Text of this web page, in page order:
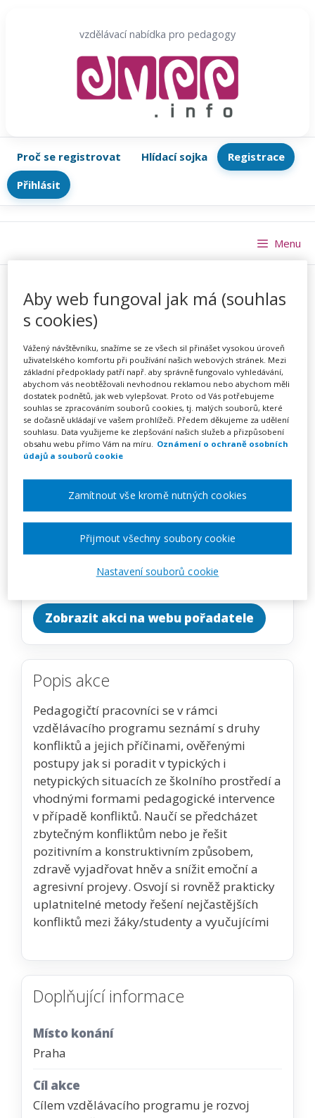
vzdělávací nabídka pro pedagogy
Proč se registrovat Hlídací sojka
Registrace
Přihlásit
Obtížné situace a konflikty
na školách a jejich zvládání
PořádáZřetel, s.r.o.
TERMÍN
10. 02. 2027
MÍSTO
Praha
CENA
Zobrazit akci na webu pořadatele
Popis akce
Pedagogičtí pracovníci se v rámci
vzdělávacího programu seznámí s druhy
konfliktů a jejich příčinami, ověřenými
postupy jak si poradit v typických i
netypických situacích ze školního prostředí a
vhodnými formami pedagogické intervence
v případě konfliktů. Naučí se předcházet
zbytečným konfliktům nebo je řešit
pozitivním a konstruktivním způsobem,
zdravě vyjadřovat hněv a snížit emoční a
agresivní projevy. Osvojí si rovněž prakticky
uplatnitelné metody řešení nejčastějších
konfliktů mezi žáky/studenty a vyučujícími
Doplňující informace
Místo konání
Praha
Cíl akce
Cílem vzdělávacího programu je rozvoj
Menu
Aby web fungoval jak má (souhlas
s cookies)
Vážený návštěvníku, snažíme se ze všech sil přinášet vysokou úroveň
uživatelského komfortu při používání našich webových stránek. Mezi
základní předpoklady patří např. aby správně fungovalo vyhledávání,
abychom vás neobtěžovali nevhodnou reklamou nebo abychom měli
dostatek podnětů, jak web vylepšovat. Proto od Vás potřebujeme
souhlas se zpracováním souborů cookies, tj. malých souborů, které
se dočasně ukládají ve vašem prohlížeči. Předem děkujeme za udělení
souhlasu. Data využijeme ke zlepšování našich služeb a přizpůsobení
obsahu webu přímo Vám na míru. Oznámení o ochraně osobních
údajů a souborů cookie
Nastavení souborů cookie
Zamítnout vše kromě nutných cookies
Přijmout všechny soubory cookie